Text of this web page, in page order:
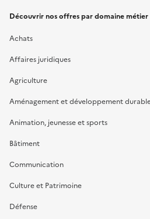
Découvrir nos offres par domaine métier
Achats
Affaires juridiques
Agriculture
Aménagement et développement
Animation, jeunesse et sports
Bâtiment
Communication
Culture et Patrimoine
Défense